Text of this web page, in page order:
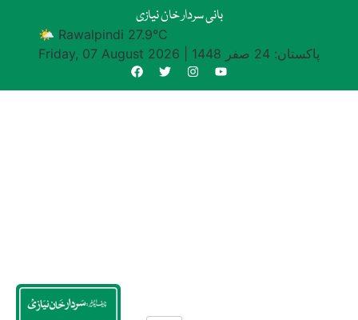
بانی سردار خان نیازی
🌤 Rawalpindi 27.9°C
Friday, 07 August 2026
پاکستان: 24 صفر 1448